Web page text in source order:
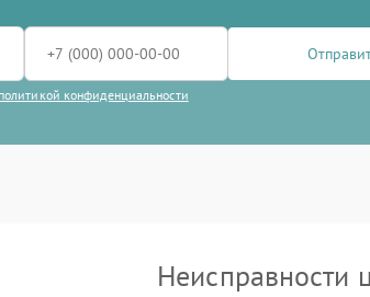
политикой конфиденциальности
Неисправности